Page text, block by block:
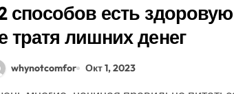
способов есть
тратя лишних денег
whynotcomfor Окт 1, 2023